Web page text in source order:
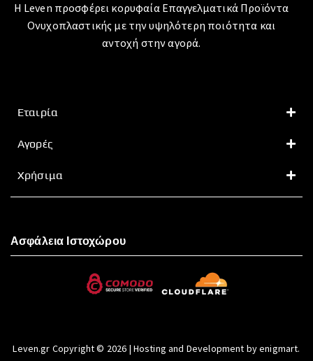
Η Leven προσφέρει κορυφαία Επαγγελματικά Προϊόντα
Ονυχοπλαστικής με την υψηλότερη ποιότητα και
αντοχή στην αγορά.
Εταιρία
Αγορές
Χρήσιμα
Ασφάλεια Ιστοχώρου
Leven.gr Copyright © 2026 | Hosting and Development by enigmart.